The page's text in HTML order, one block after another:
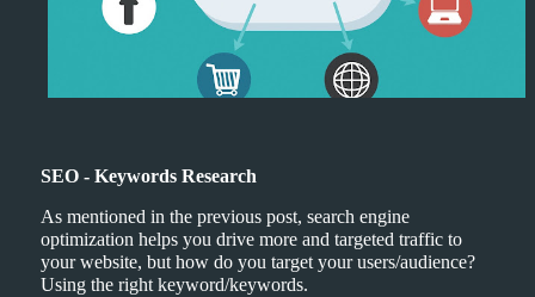
SEO - Keywords Research
As mentioned in the previous post, search engine
optimization helps you drive more and targeted traffic to
your website, but how do you target your users/audience?
Using the right keyword/keywords.